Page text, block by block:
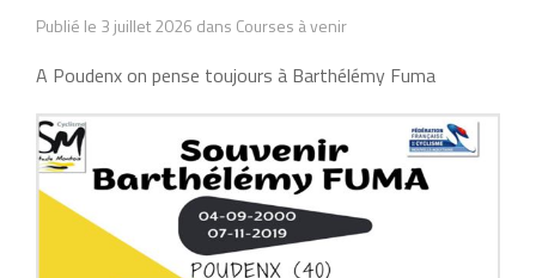
Publié le 3 juillet 2026 dans Courses à venir
A Poudenx on pense toujours à Barthélémy Fuma